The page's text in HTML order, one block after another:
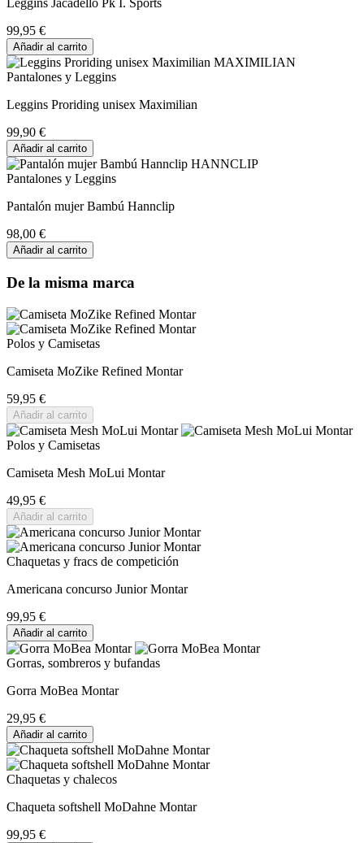
Leggins Jacadello Pk I. Sports
99,95 €
Añadir al carrito
Pantalones y Leggins
Leggins Proriding unisex Maximilian
99,90 €
Añadir al carrito
Pantalones y Leggins
Pantalón mujer Bambú Hannclip
98,00 €
Añadir al carrito
De la misma marca
Polos y Camisetas
Camiseta MoZike Refined Montar
59,95 €
Añadir al carrito
Polos y Camisetas
Camiseta Mesh MoLui Montar
49,95 €
Añadir al carrito
Chaquetas y fracs de competición
Americana concurso Junior Montar
99,95 €
Añadir al carrito
Gorras, sombreros y bufandas
Gorra MoBea Montar
29,95 €
Añadir al carrito
Chaquetas y chalecos
Chaqueta softshell MoDahne Montar
99,95 €